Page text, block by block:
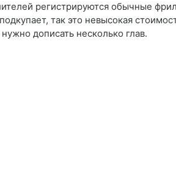
регистрируются обычные
так это невысокая
дописать несколько глав.